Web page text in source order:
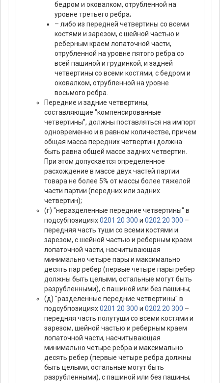
бедром и оковалком, отрубленной на
уровне третьего ребра;
– либо из передней четвертины со всеми
костями и зарезом, с шейной частью и
реберным краем лопаточной части,
отрубленной на уровне пятого ребра со
всей пашиной и грудинкой, и задней
четвертины со всеми костями, с бедром и
оковалком, отрубленной на уровне
восьмого ребра.
Передние и задние четвертины,
составляющие "компенсированные
четвертины", должны поставляться на импорт
одновременно и в равном количестве, причем
общая масса передних четвертин должна
быть равна общей массе задних четвертин.
При этом допускается определенное
расхождение в массе двух частей партии
товара не более 5% от массы более тяжелой
части партии (передних или задних
четвертин);
(г) "неразделенные передние четвертины" в
подсубпозициях0201 20 300 и 0202 20 300 –
передняя часть туши со всеми костями и
зарезом, с шейной частью и реберным краем
лопаточной части, насчитывающая
минимально четыре пары и максимально
десять пар ребер (первые четыре пары ребер
должны быть целыми, остальные могут быть
разрубленными), с пашиной или без пашины;
(д) "разделенные передние четвертины" в
подсубпозициях0201 20 300 и 0202 20 300 –
передняя часть полутуши со всеми костями и
зарезом, шейной частью и реберным краем
лопаточной части, насчитывающая
минимально четыре ребра и максимально
десять ребер (первые четыре ребра должны
быть целыми, остальные могут быть
разрубленными), с пашиной или без пашины;